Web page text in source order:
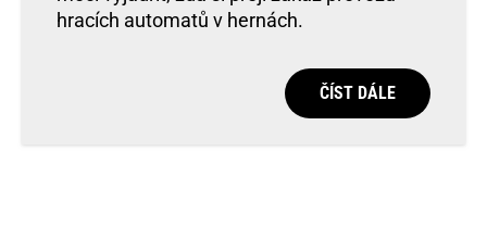
hracích automatů v hernách.
ČÍST DÁLE